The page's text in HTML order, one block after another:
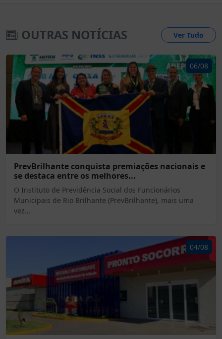
OUTRAS NOTÍCIAS Ver Tudo
06/08
PrevBrilhante conquista premiações nacionais e
se destaca entre os melhores...
O Instituto de Previdência Social dos Funcionários
Municipais de Rio Brilhante (PrevBrilhante), mais uma
vez...
04/08